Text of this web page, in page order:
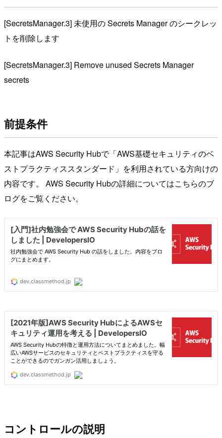
[SecretsManager.3] 未使用の Secrets Manager のシークレッ
トを削除します
[SecretsManager.3] Remove unused Secrets Manager
secrets
前提条件
本記事はAWS Security Hubで「AWS基礎セキュリティのベ
ストプラクティススタンダード」を利用されている方向けの
内容です。 AWS Security Hubの詳細についてはこちらのブ
ログをご覧ください。
コントロールの説明